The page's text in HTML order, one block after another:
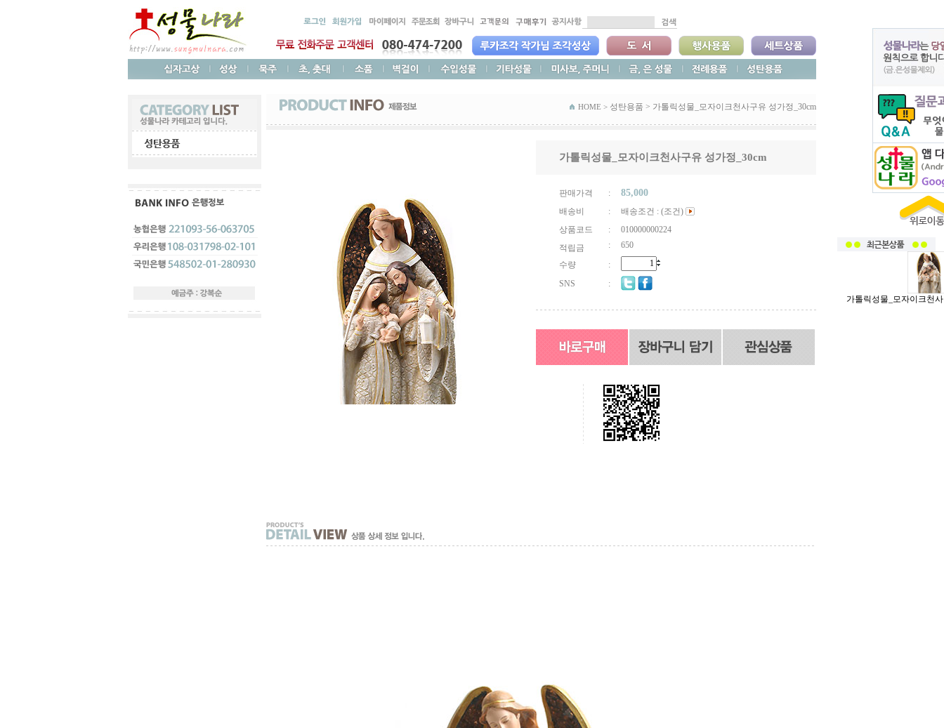
HOME > 성탄용품 > 가톨릭성물_모자이크천사구유 성가정_30cm
가톨릭성물_모자이크천사구유 성가정_30cm
판매가격 : 85,000
배송비 :
배송조건 : (조건)
상품코드
:
010000000224
적립금
:
650
수량
:
SNS
:
가톨릭성물_모자이크천